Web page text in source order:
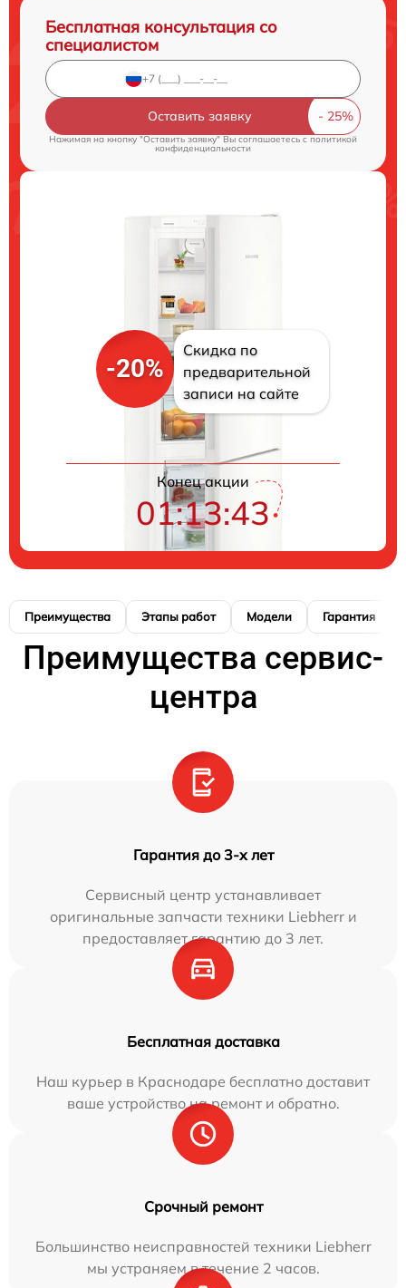
Бесплатная консультация со
специалистом
Оставить заявку
Нажимая на кнопку "Оставить заявку" Вы соглашаетесь cполитикой
конфиденциальности
-20%
Скидка по
предварительной
записи на сайте
Конец акции
01:13:42
Преимущества Этапы работ Модели Гарантия
Преимущества сервис-
центра
Гарантия до 3-х лет
Сервисный центр устанавливает
оригинальные запчасти техники Liebherr и
предоставляет гарантию до 3 лет.
Бесплатная доставка
Наш курьер в Краснодаре бесплатно доставит
ваше устройство на ремонт и обратно.
Срочный ремонт
Большинство неисправностей техники Liebherr
мы устраняем в течение 2 часов.